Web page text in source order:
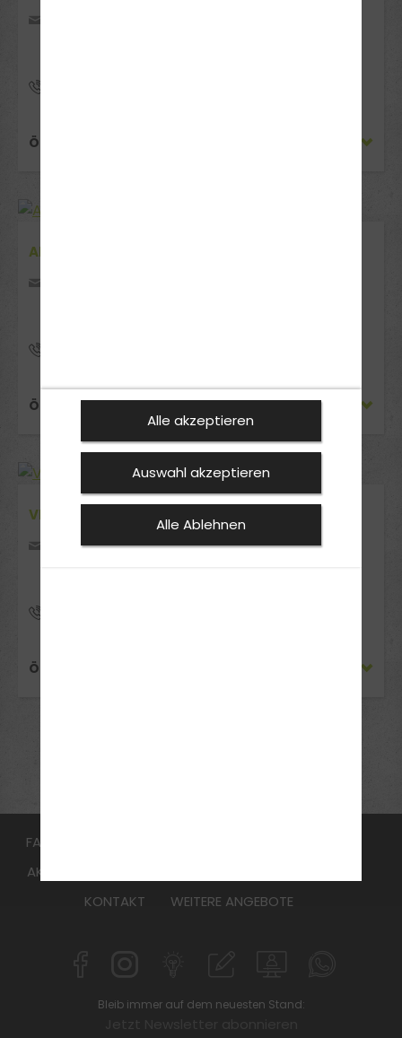
ÖFFNUNGSZEITEN
AHAUS
ÖFFNUNGSZEITEN
VREDEN
Zur Synagoge 2
ÖFFNUNGSZEITEN
FAHRSCHULE
AKTUELLES
KONTAKT
WEITERE ANGEBOTE
Bleib immer auf dem neuesten Stand:
Alle akzeptieren
Auswahl akzeptieren
Alle Ablehnen